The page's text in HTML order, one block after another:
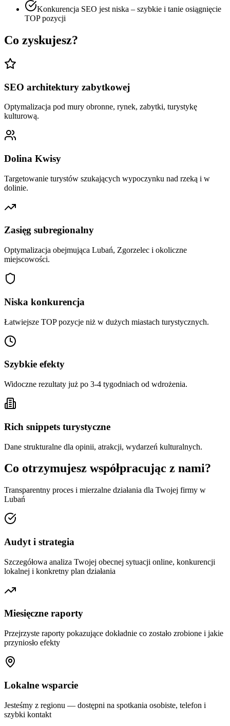
Konkurencja SEO jest niska – szybkie i tanie osiągnięcie
TOP pozycji
Co zyskujesz?
SEO architektury zabytkowej
Optymalizacja pod mury obronne, rynek, zabytki, turystykę
kulturową.
Dolina Kwisy
Targetowanie turystów szukających wypoczynku nad rzeką i w
dolinie.
Zasięg subregionalny
Optymalizacja obejmująca Lubań, Zgorzelec i okoliczne
miejscowości.
Niska konkurencja
Łatwiejsze TOP pozycje niż w dużych miastach turystycznych.
Szybkie efekty
Widoczne rezultaty już po 3-4 tygodniach od wdrożenia.
Rich snippets turystyczne
Dane strukturalne dla opinii, atrakcji, wydarzeń kulturalnych.
Co otrzymujesz współpracując z nami?
Transparentny proces i mierzalne działania dla Twojej firmy w
Lubań
Audyt i strategia
Szczegółowa analiza Twojej obecnej sytuacji online, konkurencji
lokalnej i konkretny plan działania
Miesięczne raporty
Przejrzyste raporty pokazujące dokładnie co zostało zrobione i jakie
przyniosło efekty
Lokalne wsparcie
Jesteśmy z regionu — dostępni na spotkania osobiste, telefon i
szybki kontakt